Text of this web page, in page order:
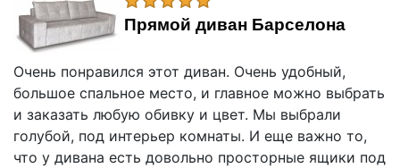
Прямой диван Барселона
Очень понравился этот диван. Очень удобный,
большое спальное место, и главное можно выбрать
и заказать любую обивку и цвет. Мы выбрали
голубой, под интерьер комнаты. И еще важно то,
что у дивана есть довольно просторные ящики под